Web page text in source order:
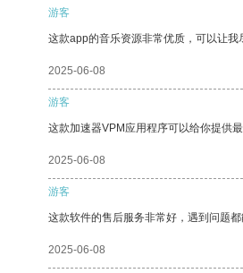
游客
这款app的音乐资源非常优质，可以让我
2025-06-08
游客
这款加速器VPM应用程序可以给你提供
2025-06-08
游客
这款软件的售后服务非常好，遇到问题都
2025-06-08